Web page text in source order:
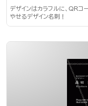
デザインはカラフルに、QRコ
やせるデザイン名刺！